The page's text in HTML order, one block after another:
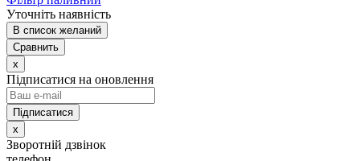
Уточніть наявність
В список желаний
Сравнить
x
Підписатися на оновлення
x
Зворотній дзвінок